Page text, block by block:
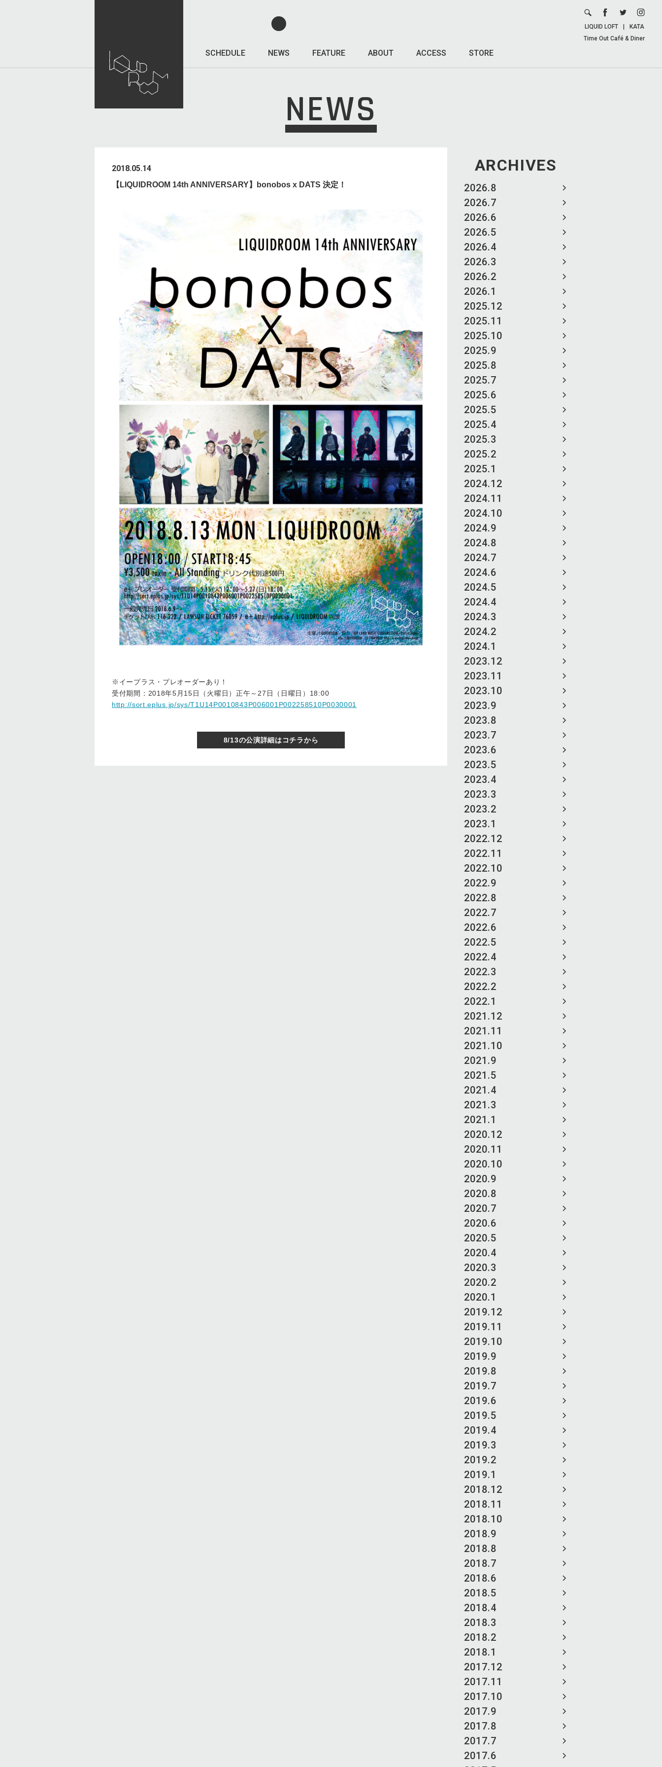
SCHEDULE NEWS FEATURE ABOUT ACCESS STORE
LIQUID LOFT
KATA
Time Out Café & Diner
NEWS
ARCHIVES
2026.8
2026.7
2026.6
2026.5
2026.4
2026.3
2026.2
2026.1
2025.12
2025.11
2025.10
2025.9
2025.8
2025.7
2025.6
2025.5
2025.4
2025.3
2025.2
2025.1
2024.12
2024.11
2024.10
2024.9
2024.8
2024.7
2024.6
2024.5
2024.4
2024.3
2024.2
2024.1
2023.12
2023.11
2023.10
2023.9
2023.8
2023.7
2023.6
2023.5
2023.4
2023.3
2023.2
2023.1
2022.12
2022.11
2022.10
2022.9
2022.8
2022.7
2022.6
2022.5
2022.4
2022.3
2022.2
2022.1
2021.12
2021.11
2021.10
2021.9
2021.5
2021.4
2021.3
2021.1
2020.12
2020.11
2020.10
2020.9
2020.8
2020.7
2020.6
2020.5
2020.4
2020.3
2020.2
2020.1
2019.12
2019.11
2019.10
2019.9
2019.8
2019.7
2019.6
2019.5
2019.4
2019.3
2019.2
2019.1
2018.12
2018.11
2018.10
2018.9
2018.8
2018.7
2018.6
2018.5
2018.4
2018.3
2018.2
2018.1
2017.12
2017.11
2017.10
2017.9
2017.8
2017.7
2017.6
2018.05.14
【LIQUIDROOM 14th ANNIVERSARY】bonobos x DATS 決定！
※イープラス・プレオーダーあり！
受付期間：2018年5月15日（火曜日）正午～27日（日曜日）18:00
http://sort.eplus.jp/sys/T1U14P0010843P006001P002258510P0030001
8/13の公演詳細はコチラから